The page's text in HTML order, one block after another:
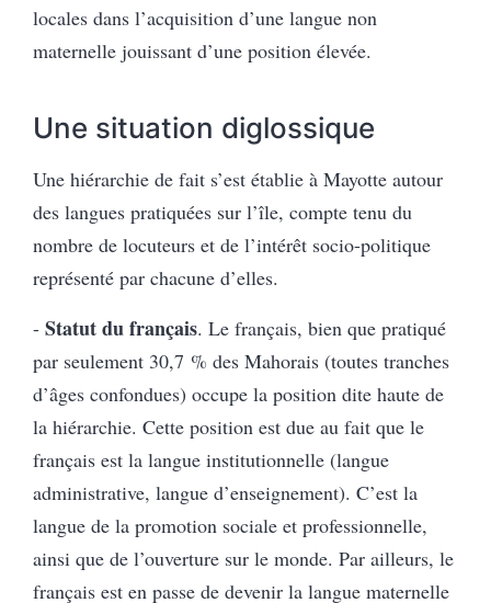
locales dans l’acquisition d’une langue non
maternelle jouissant d’une position élevée.
Une situation diglossique
Une hiérarchie de fait s’est établie à Mayotte autour
des langues pratiquées sur l’île, compte tenu du
nombre de locuteurs et de l’intérêt socio-politique
représenté par chacune d’elles.
- Statut du français. Le français, bien que pratiqué
par seulement 30,7 % des Mahorais (toutes tranches
d’âges confondues) occupe la position dite haute de
la hiérarchie. Cette position est due au fait que le
français est la langue institutionnelle (langue
administrative, langue d’enseignement). C’est la
langue de la promotion sociale et professionnelle,
ainsi que de l’ouverture sur le monde. Par ailleurs, le
français est en passe de devenir la langue maternelle